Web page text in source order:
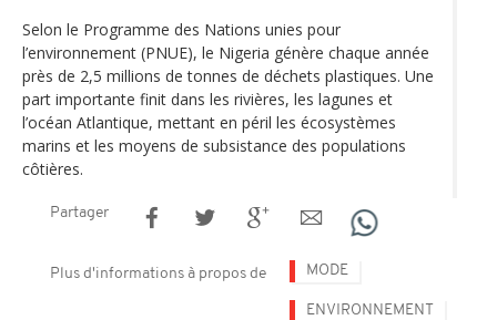
Selon le Programme des Nations unies pour
l’environnement (PNUE), le Nigeria génère chaque année
près de 2,5 millions de tonnes de déchets plastiques. Une
part importante finit dans les rivières, les lagunes et
l’océan Atlantique, mettant en péril les écosystèmes
marins et les moyens de subsistance des populations
côtières.
Partager
Plus d'informations à propos de MODE
ENVIRONNEMENT